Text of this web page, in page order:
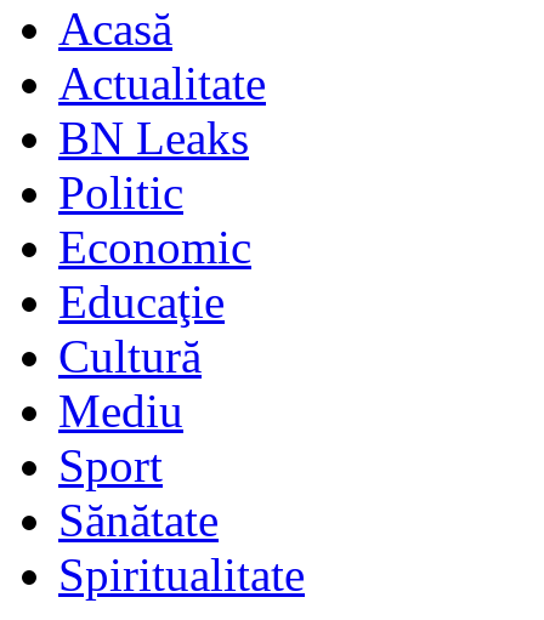
Acasă
Actualitate
BN Leaks
Politic
Economic
Educaţie
Cultură
Mediu
Sport
Sănătate
Spiritualitate